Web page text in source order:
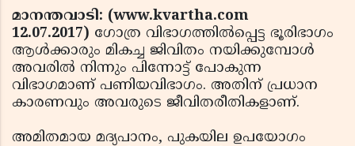
മാനന്തവാടി: (www.kvartha.com
12.07.2017) ഗോത്ര വിഭാഗത്തില്‍പ്പെട്ട ഭൂരിഭാഗം
ആള്‍ക്കാരും മികച്ച ജിവിതം നയിക്കുമ്പോള്‍
അവരില്‍ നിന്നും പിന്നോട്ട് പോകുന്ന
വിഭാഗമാണ് പണിയവിഭാഗം. അതിന് പ്രധാന
കാരണവും അവരുടെ ജീവിതരീതികളാണ്.
അമിതമായ മദ്യപാനം, പുകയില ഉപയോഗം